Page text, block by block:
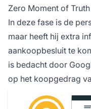
Zero Moment of Truth
In deze fase is de
maar heeft hij extra
aankoopbesluit te
is bedacht door
op het koopgedrag